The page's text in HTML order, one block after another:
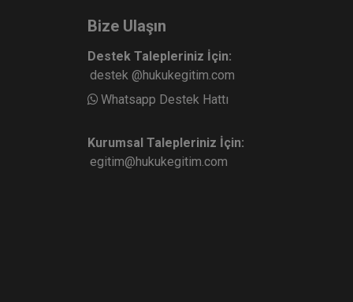
Bize Ulaşın
Destek Talepleriniz İçin:
destek @hukukegitim.com
Whatsapp Destek Hattı
Kurumsal Talepleriniz İçin:
egitim@hukukegitim.com